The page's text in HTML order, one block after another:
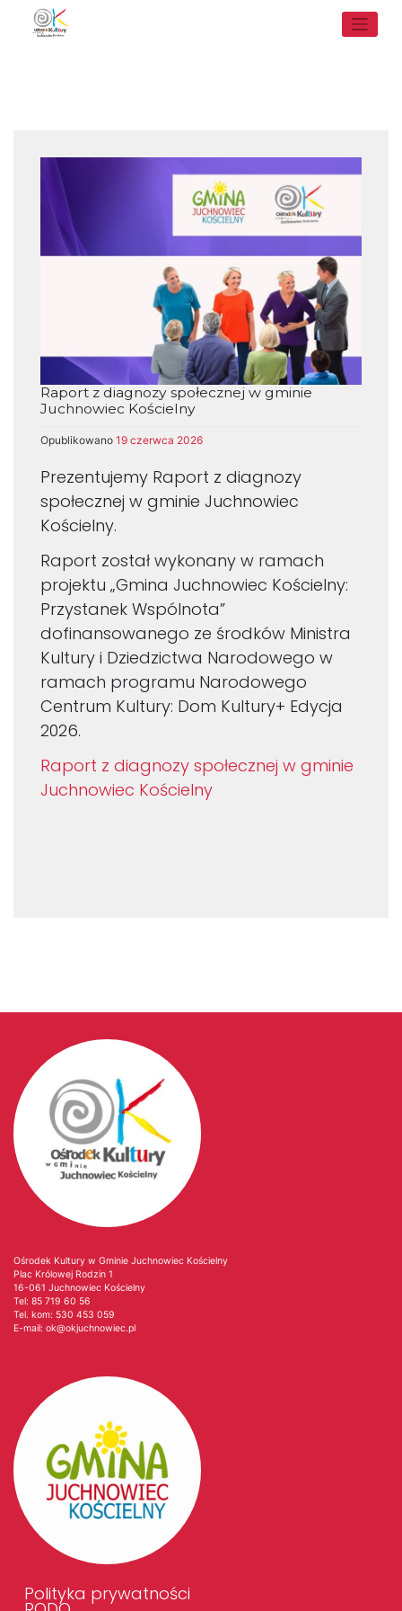
content
Raport z diagnozy społecznej w gminie
Juchnowiec Kościelny
Opublikowano 19 czerwca 2026
Prezentujemy Raport z diagnozy
społecznej w gminie Juchnowiec
Kościelny.
Raport został wykonany w ramach
projektu „Gmina Juchnowiec Kościelny:
Przystanek Wspólnota”
dofinansowanego ze środków Ministra
Kultury i Dziedzictwa Narodowego w
ramach programu Narodowego
Centrum Kultury: Dom Kultury+ Edycja
2026.
Raport z diagnozy społecznej w gminie
Juchnowiec Kościelny
Ośrodek Kultury w Gminie Juchnowiec Kościelny
Plac Królowej Rodzin 1
16-061 Juchnowiec Kościelny
Tel: 85 719 60 56
Tel. kom: 530 453 059
E-mail: ok@okjuchnowiec.pl
Polityka prywatności